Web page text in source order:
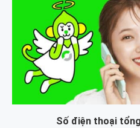
Số điện thoại